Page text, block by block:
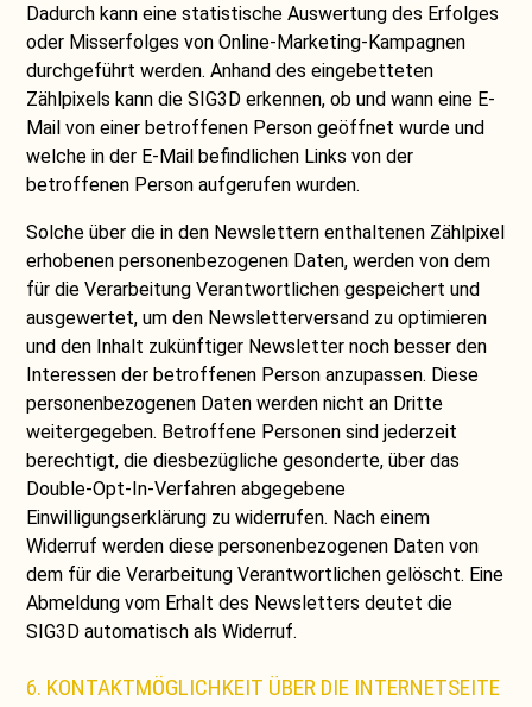
Dadurch kann eine statistische Auswertung des Erfolges
oder Misserfolges von Online-Marketing-Kampagnen
durchgeführt werden. Anhand des eingebetteten
Zählpixels kann die SIG3D erkennen, ob und wann eine E-
Mail von einer betroffenen Person geöffnet wurde und
welche in der E-Mail befindlichen Links von der
betroffenen Person aufgerufen wurden.
Solche über die in den Newslettern enthaltenen Zählpixel
erhobenen personenbezogenen Daten, werden von dem
für die Verarbeitung Verantwortlichen gespeichert und
ausgewertet, um den Newsletterversand zu optimieren
und den Inhalt zukünftiger Newsletter noch besser den
Interessen der betroffenen Person anzupassen. Diese
personenbezogenen Daten werden nicht an Dritte
weitergegeben. Betroffene Personen sind jederzeit
berechtigt, die diesbezügliche gesonderte, über das
Double-Opt-In-Verfahren abgegebene
Einwilligungserklärung zu widerrufen. Nach einem
Widerruf werden diese personenbezogenen Daten von
dem für die Verarbeitung Verantwortlichen gelöscht. Eine
Abmeldung vom Erhalt des Newsletters deutet die
SIG3D automatisch als Widerruf.
6. KONTAKTMÖGLICHKEIT ÜBER DIE INTERNETSEITE